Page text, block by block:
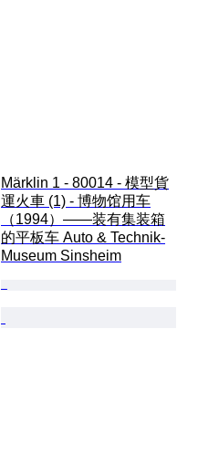
Märklin 1 - 80014 - 模型貨
運火車 (1) - 博物馆用车
（1994）——装有集装箱
的平板车 Auto & Technik-
Museum Sinsheim